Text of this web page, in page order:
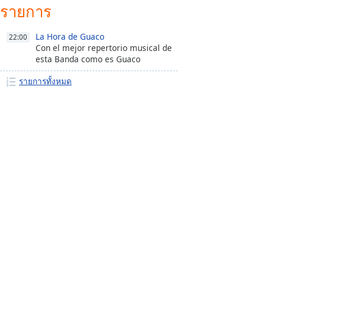
รายการ
22:00
La Hora de Guaco
Con el mejor repertorio musical de
esta Banda como es Guaco
รายการทั้งหมด